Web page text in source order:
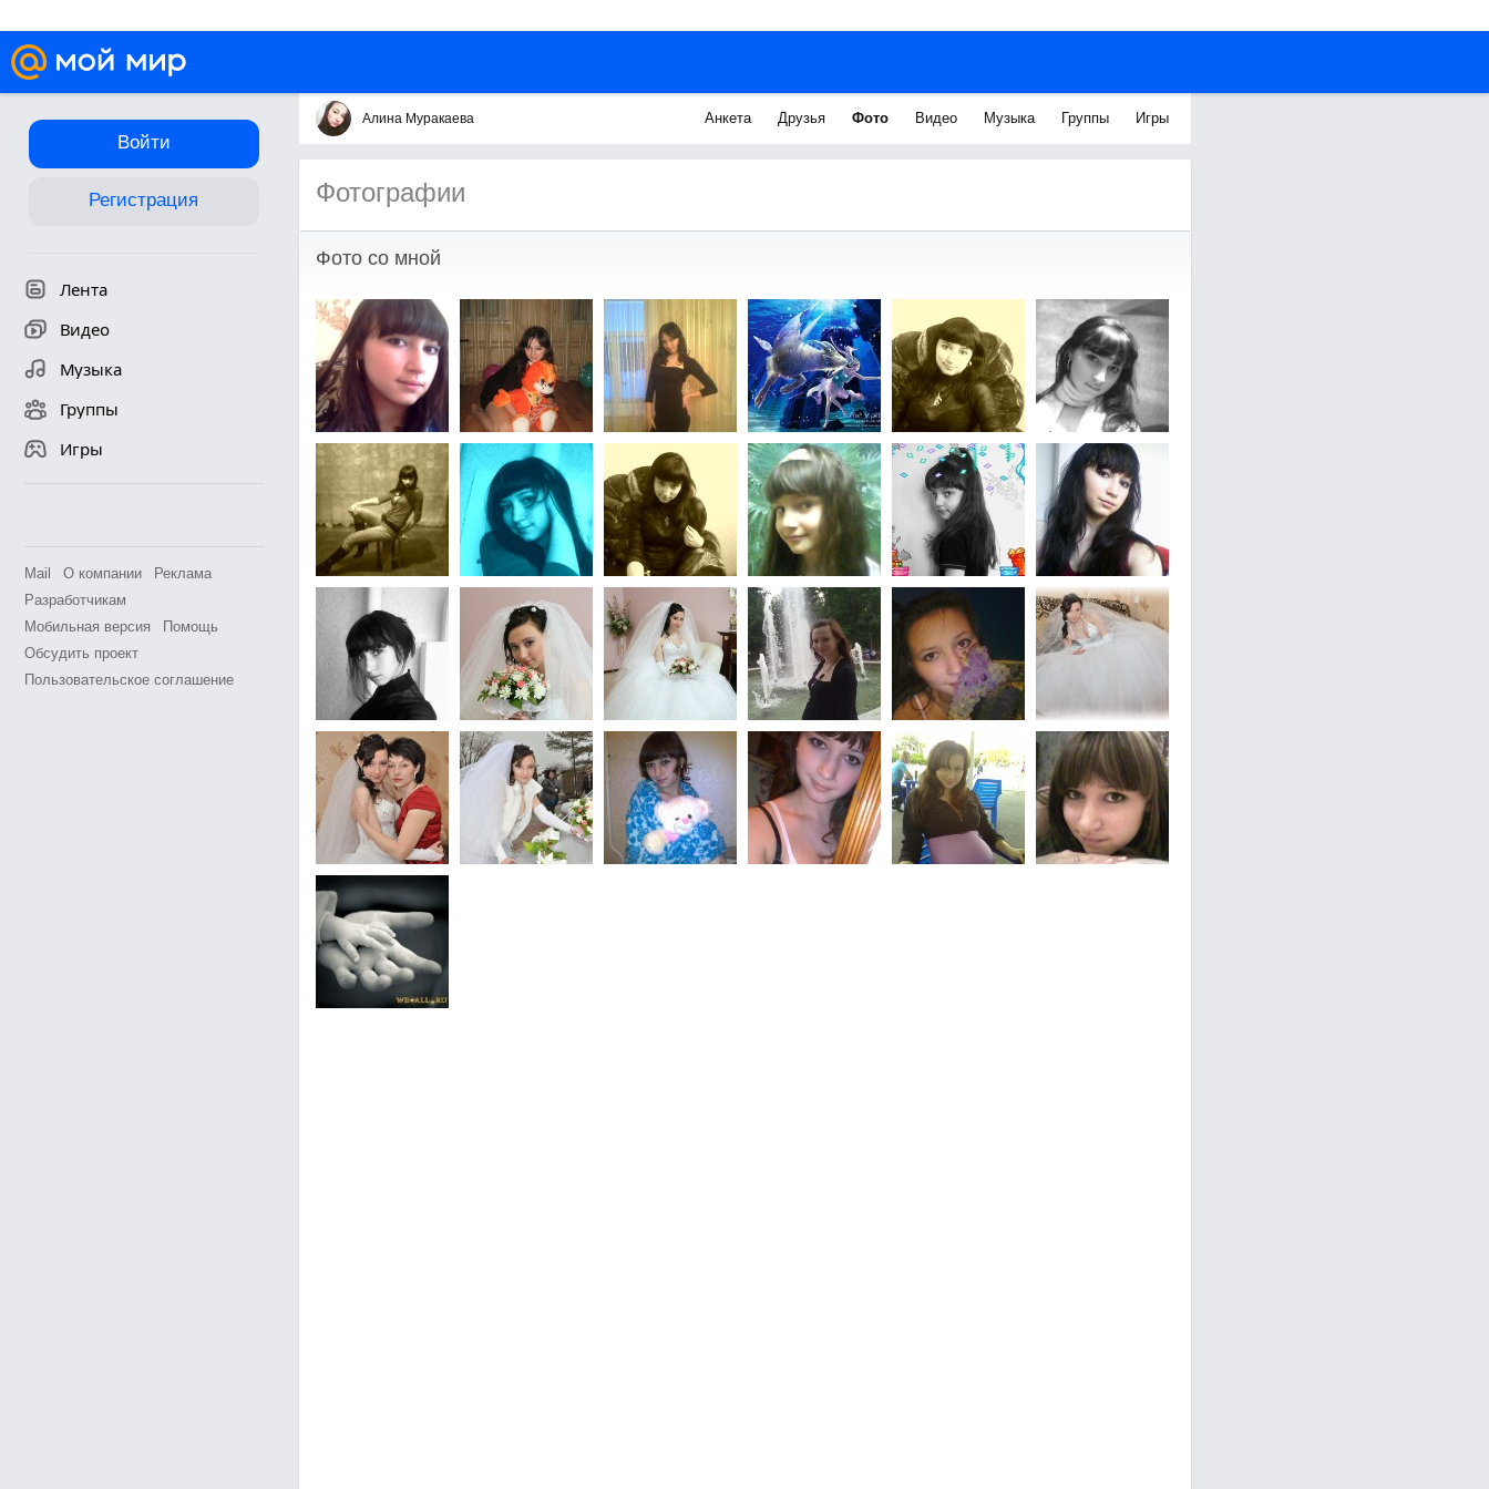
Войти
Регистрация
Лента
Видео
Музыка
Группы
Игры
Mail О компании
Реклама
Разработчикам
Мобильная версия
Помощь
Обсудить проект
Пользовательское соглашение
Алина Муракаева Анкета Друзья Фото Видео Музыка Группы Игры
Фотографии
Фото со мной